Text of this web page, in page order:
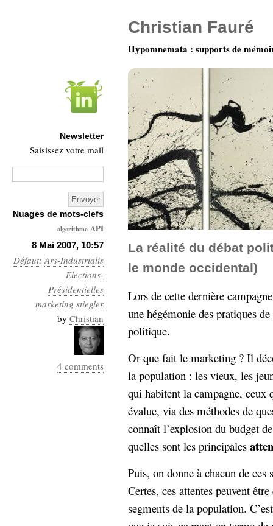
8 Mai 2007, 10:57
Défaut:Ars-Industrialis
Elections-
Présidentielles
marketing stiegler
by Christian
4 comments
La réalité du débat
le monde occidental)
Lors de cette dernière
une hégémonie des pratiques
politique.
Or que fait le marketing ? Il
la population : les vieux, les
qui habitent la campagne,
évalue, via des méthodes de
connaît l’explosion du budget
quelles sont les principales
Puis, on donne à chacun de ces
Certes, ces attentes peuvent
segments de la population.
Christian Fauré
Hypomnemata : supports de
Newsletter
Saisissez votre mail
Nuages de mots-clefs
algorithme API
Architecture
Ars-
Industrialis
business_model
cinéma
Cloud
Computing